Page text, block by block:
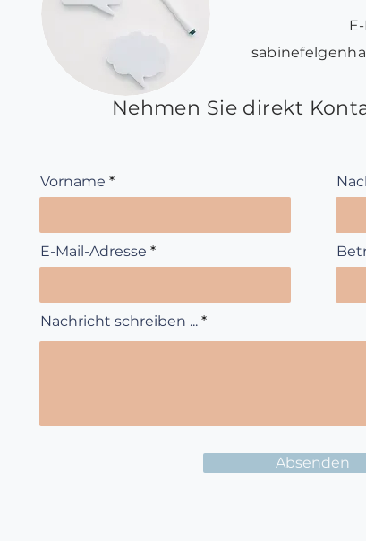
Nehmen Sie direkt
Vorname
E-Mail-Adresse
Nachricht schreiben ...
Absenden